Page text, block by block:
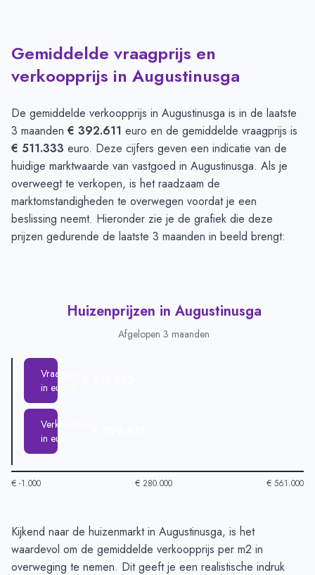
Gemiddelde vraagprijs en
verkoopprijs in Augustinusga
De gemiddelde verkoopprijs in Augustinusga is in de laatste
3 maanden € 392.611 euro en de gemiddelde vraagprijs is
€ 511.333 euro. Deze cijfers geven een indicatie van de
huidige marktwaarde van vastgoed in Augustinusga. Als je
overweegt te verkopen, is het raadzaam de
marktomstandigheden te overwegen voordat je een
beslissing neemt. Hieronder zie je de grafiek die deze
prijzen gedurende de laatste 3 maanden in beeld brengt:
Huizenprijzen in Augustinusga
Afgelopen 3 maanden
Vraagprijs
in euro's
Verkoopprijs
in euro's
€ -1.000 € 280.000 € 561.000
Huizenprijzen in Augustinusga-Afgelopen 3 maanden
Type
Bedrag
Vraagprijs in euro's
€ 511.333
Kijkend naar de huizenmarkt in Augustinusga, is het
waardevol om de gemiddelde verkoopprijs per m2 in
overweging te nemen. Dit geeft je een realistische indruk